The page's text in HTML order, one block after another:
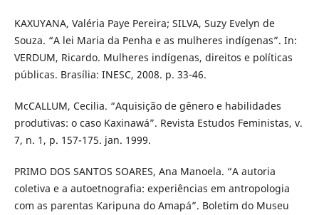
KAXUYANA, Valéria Paye Pereira; SILVA, Suzy Evelyn de
Souza. “A lei Maria da Penha e as mulheres indígenas”. In:
VERDUM, Ricardo. Mulheres indígenas, direitos e políticas
públicas. Brasília: INESC, 2008. p. 33-46.
McCALLUM, Cecilia. “Aquisição de gênero e habilidades
produtivas: o caso Kaxinawá”. Revista Estudos Feministas, v.
7, n. 1, p. 157-175. jan. 1999.
PRIMO DOS SANTOS SOARES, Ana Manoela. “A autoria
coletiva e a autoetnografia: experiências em antropologia
com as parentas Karipuna do Amapá”. Boletim do Museu